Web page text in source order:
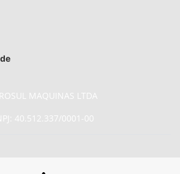
MAQUINAS LTDA
40.512.337/0001-00